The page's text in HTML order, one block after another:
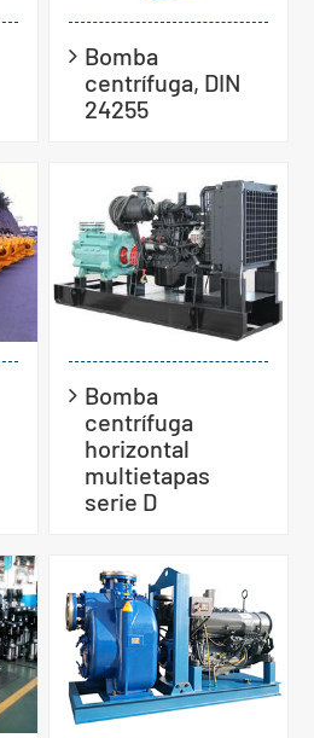
Bomba
centrífuga, DIN
24255
Bomba
centrífuga
horizontal
multietapas
serie D